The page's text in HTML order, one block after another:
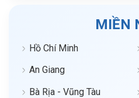
MIỀN
Hồ Chí Minh
An Giang
Bà Rịa - Vũng Tàu